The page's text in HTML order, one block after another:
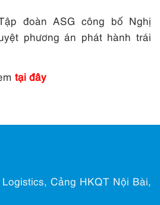
đoàn ASG công bố Nghị
phương án phát hành trái
tại đây
Cảng HKQT Nội Bài,